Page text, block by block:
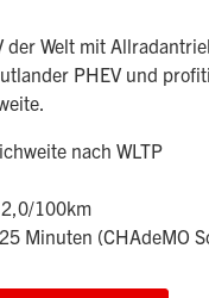
der Welt mit
PHEV und
nach WLTP
100km
Minuten (CHAdeMO